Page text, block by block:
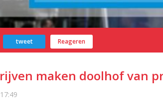
tweet Reageren
maken doolhof van
17:49